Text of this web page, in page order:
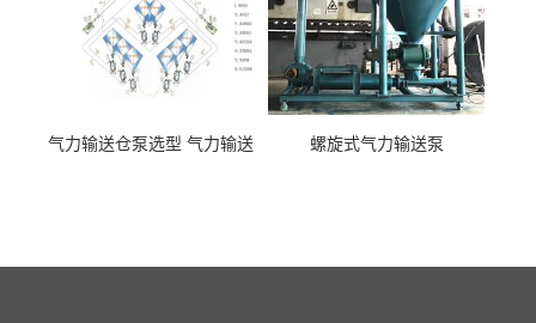
气力输送仓泵选型 气力输送
螺旋式气力输送泵